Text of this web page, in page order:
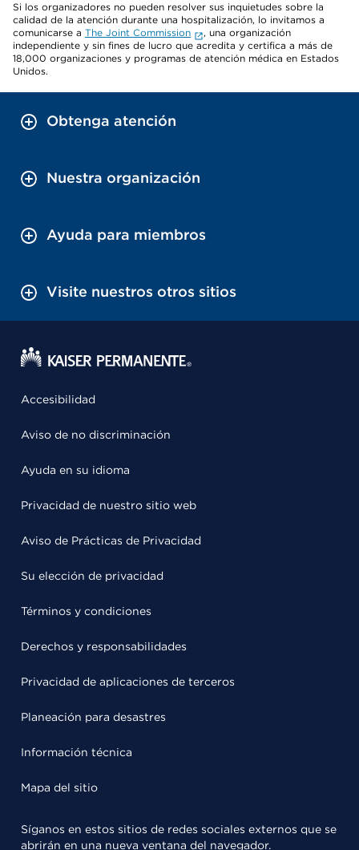
Si los organizadores no pueden resolver sus inquietudes sobre la
calidad de la atención durante una hospitalización, lo invitamos a
comunicarse a The Joint Commission
, una organización
independiente y sin fines de lucro que acredita y certifica a más de
18,000 organizaciones y programas de atención médica en Estados
Unidos.
Obtenga atención
Nuestra organización
Ayuda para miembros
Visite nuestros otros sitios
Accesibilidad
Aviso de no discriminación
Ayuda en su idioma
Privacidad de nuestro sitio web
Aviso de Prácticas de Privacidad
Su elección de privacidad
Términos y condiciones
Derechos y responsabilidades
Privacidad de aplicaciones de terceros
Planeación para desastres
Información técnica
Mapa del sitio
Síganos en estos sitios de redes sociales externos que se
abrirán en una nueva ventana del navegador.